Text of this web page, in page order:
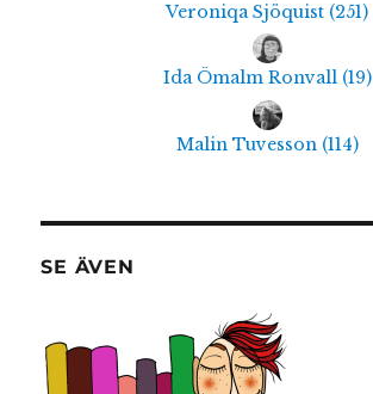
Veroniqa Sjöquist (251)
Ida Ömalm Ronvall (19)
Malin Tuvesson (114)
SE ÄVEN